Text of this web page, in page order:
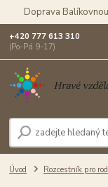
Doprava
+420 777 613 310
(Po-Pá 9-17)
Úvod Rozcestník pro